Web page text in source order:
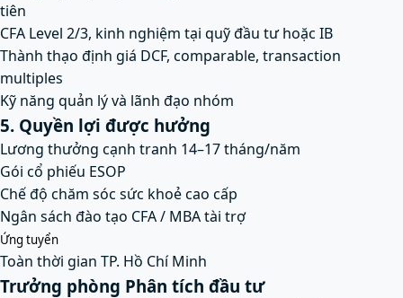
tiên
CFA Level 2/3, kinh nghiệm tại quỹ đầu tư hoặc IB
Thành thạo định giá DCF, comparable, transaction
multiples
Kỹ năng quản lý và lãnh đạo nhóm
5. Quyền lợi được hưởng
Lương thưởng cạnh tranh 14–17 tháng/năm
Gói cổ phiếu ESOP
Chế độ chăm sóc sức khoẻ cao cấp
Ngân sách đào tạo CFA / MBA tài trợ
Ứng tuyển
Toàn thời gian TP. Hồ Chí Minh
Trưởng phòng Phân tích đầu tư